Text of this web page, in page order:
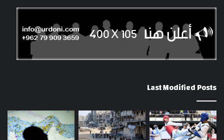
Last Modified Posts